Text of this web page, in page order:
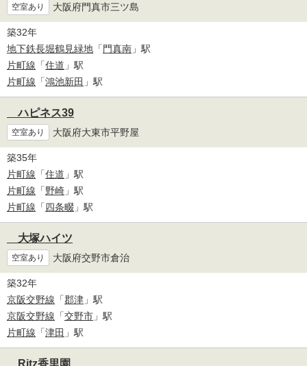
空室あり 大阪府門真市三ツ島
築32年
地下鉄長堀鶴見緑地 「 門真南 」駅
片町線 「住道 」駅
片町線 「鴻池新田 」駅
ハピネス39
空室あり 大阪府大東市平野屋
築35年
片町線 「住道 」駅
片町線 「野崎 」駅
片町線 「四条畷 」駅
大塚ハイツ
空室あり 大阪府交野市倉治
築32年
京阪交野線 「郡津 」駅
京阪交野線 「交野市 」駅
片町線 「津田 」駅